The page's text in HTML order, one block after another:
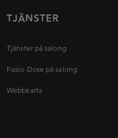
TJÄNSTER
Tjänster på salong
Fusio-Dose på salong
Webbkarta